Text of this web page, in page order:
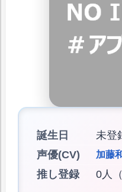
誕生日
未登
声優(CV)
加藤
推し登録 0人（